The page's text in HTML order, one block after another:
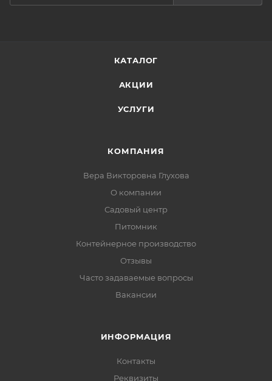
КАТАЛОГ
АКЦИИ
УСЛУГИ
КОМПАНИЯ
Вера Викторовна Глухова
О компании
Садовый центр
Питомник
Контейнерное производство
Отзывы
Часто задаваемые вопросы
Вакансии
ИНФОРМАЦИЯ
Контакты
Реквизиты